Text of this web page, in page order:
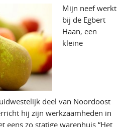
Mijn neef werkt
bij de Egbert
Haan; een
kleine
deel van Noordoost
hij zijn werkzaamheden in
eens zo statige warenhuis “Het